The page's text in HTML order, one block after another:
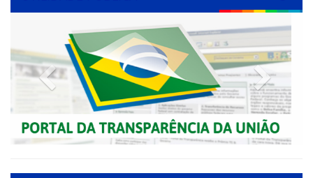
Previous Next